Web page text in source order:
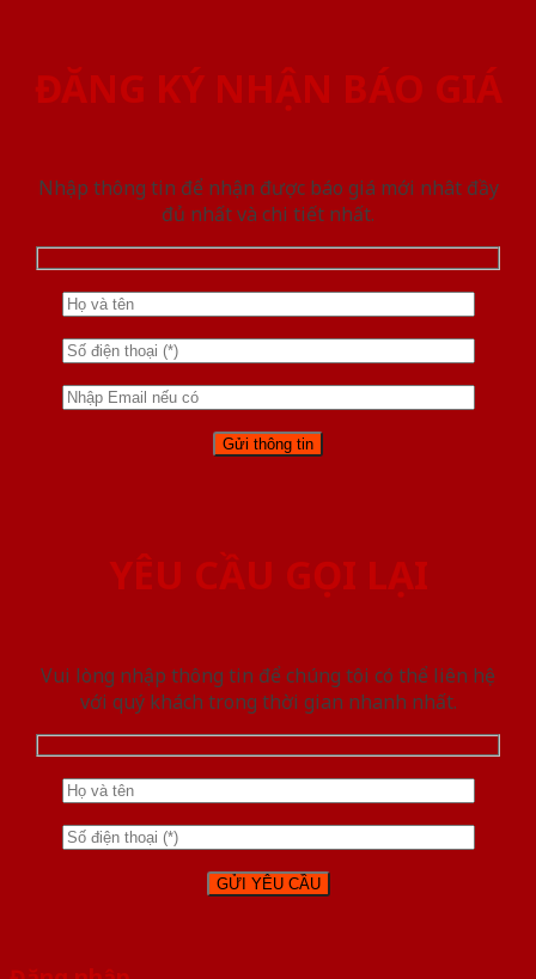
ĐĂNG KÝ NHẬN BÁO GIÁ
Nhập thông tin để nhận được báo giá mới nhât đầy
đủ nhất và chi tiết nhất.
YÊU CẦU GỌI LẠI
Vui lòng nhập thông tin để chúng tôi có thể liên hệ
với quý khách trong thời gian nhanh nhất.